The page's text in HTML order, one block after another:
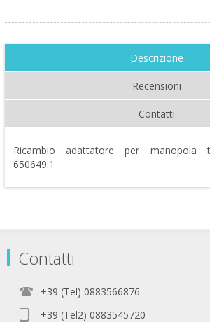
Descrizione
Recensioni
Contatti
Ricambio adattatore per manopola
650649.1
Contatti
+39 (Tel) 0883566876
+39 (Tel2) 0883545720